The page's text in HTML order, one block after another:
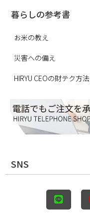
暮らしの参考書
お米の教え
災害への備え
HIRYU CEOの財テク方法
SNS